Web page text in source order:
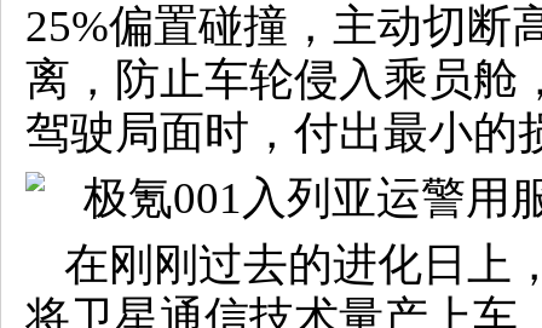
25%偏置碰撞，主动切断
离，防止车轮侵入乘员舱
驾驶局面时，付出最小的
在刚刚过去的进化日上
将卫星通信技术量产上车